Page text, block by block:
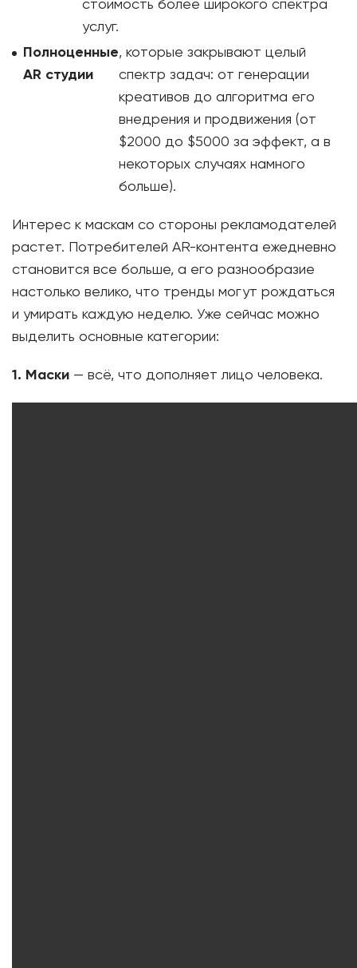
стоимость более широкого спектра
услуг.
Полноценные
AR студии
, которые закрывают целый
спектр задач: от генерации
креативов до алгоритма его
внедрения и продвижения (от
$2000 до $5000 за эффект, а в
некоторых случаях намного
больше).
Интерес к маскам со стороны рекламодателей
растет. Потребителей AR-контента ежедневно
становится все больше, а его разнообразие
настолько велико, что тренды могут рождаться
и умирать каждую неделю. Уже сейчас можно
выделить основные категории:
1. Маски — всё, что дополняет лицо человека.